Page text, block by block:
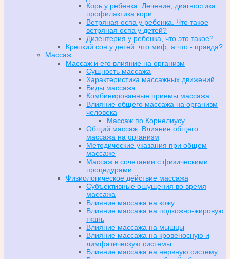
Корь у ребенка. Лечение, диагностика
профилактика кори
Ветряная оспа у ребенка. Что такое
ветряная оспа у детей?
Дизентерия у ребенка, что это такое?
Крепкий сон у детей: что миф, а что - правда?
Массаж
Массаж и его влияние на организм
Сущность массажа
Характеристика массажных движений
Виды массажа
Комбинированные приемы массажа
Влияние общего массажа на организм
человека
Массаж по Корнелиусу
Общий массаж. Влияние общего
массажа на организм
Методические указания при общем
массаже
Массаж в сочетании с физическими
процедурами
Физиологическое действие массажа
Субъективные ощущения во время
массажа
Влияние массажа на кожу
Влияние массажа на подкожно-жировую
ткань
Влияние массажа на мышцы
Влияние массажа на кровеносную и
лимфатическую системы
Влияние массажа на нервную систему